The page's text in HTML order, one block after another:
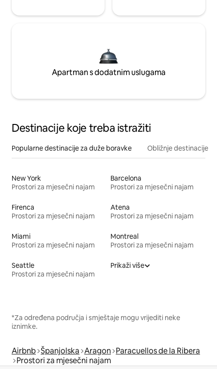
Apartman s dodatnim uslugama
Destinacije koje treba istražiti
Popularne destinacije za duže boravke Obližnje destinacije
New York
Prostori za mjesečni najam
Barcelona
Prostori za mjesečni najam
Firenca
Prostori za mjesečni najam
Atena
Prostori za mjesečni najam
Miami
Prostori za mjesečni najam
Montreal
Prostori za mjesečni najam
Seattle
Prostori za mjesečni najam
Prikaži više
*Za određena područja i smještaje mogu vrijediti neke
iznimke.
Airbnb Španjolska Aragon Paracuellos de la Ribera
Prostori za mjesečni najam